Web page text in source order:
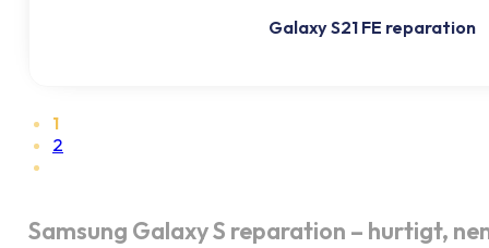
Galaxy S21 FE reparation
1
2
Samsung Galaxy S reparation – hurtigt,